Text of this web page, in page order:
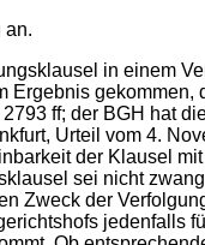
an.
in einem
ff; der BGH hat
Urteil vom 4.
der Klausel
sei nicht
Zweck der
jedenfalls